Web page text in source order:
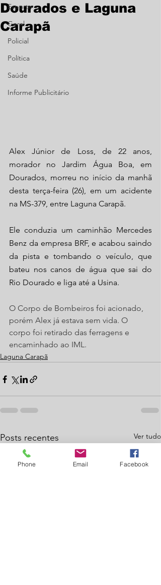
Esporte
Geral
Policial
Política
Saúde
Informe Publicitário
Dourados e Laguna
Carapã
Alex Júnior de Loss, de 22 anos,
morador no Jardim Água Boa, em
Dourados, morreu no início da manhã
desta terça-feira (26), em um acidente
na MS-379, entre Laguna Carapã.
Ele conduzia um caminhão Mercedes
Benz da empresa BRF, e acabou saindo
da pista e tombando o veículo, que
bateu nos canos de água que sai do
Rio Dourado e liga até a Usina.
O Corpo de Bombeiros foi acionado,
porém Alex já estava sem vida. O
corpo foi retirado das ferragens e
encaminhado ao IML.
Laguna Carapã
Posts recentes Ver tudo
Phone Email Facebook